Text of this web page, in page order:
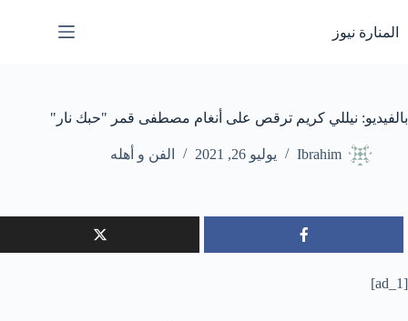
إلى
المحتوى
المنارة نيوز
بالفيديو: نيللي كريم ترقص على أنغام مصطفى قمر "حبك نار"
Ibrahim يوليو 26, 2021 الفن و أهله
[ad_1]